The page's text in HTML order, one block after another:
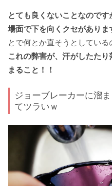
とても良くないことなので
場面で下を向くクセがありま
とで何とか直そうとしている
これの弊害が、汗がしたた
まること！！
ジョーブレーカーに溜
てツラいｗ